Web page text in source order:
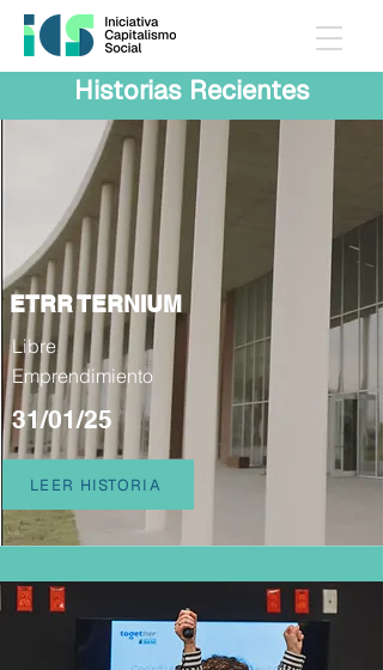
Historias Recientes
ETRR TERNIUM
Libre
Emprendimiento
31/01/25
LEER HISTORIA